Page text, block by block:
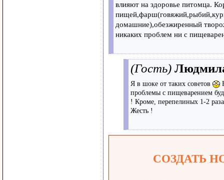
влияют на здоровье питомца.
домашние),обезжиренный
никаких проблем ни с
(Гость)
Я в шоке от таких советов
проблемы с пищеварением
! Кроме, перепелиных 1-2
Жесть !
СОЗДАТЬ